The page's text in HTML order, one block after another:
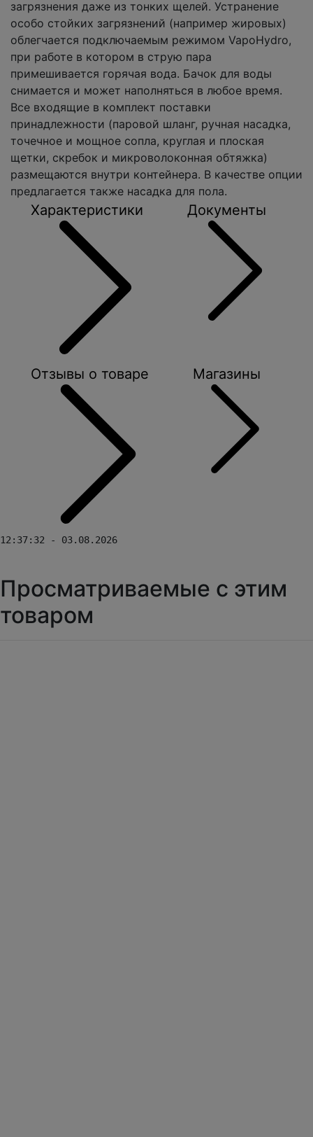
загрязнения даже из тонких щелей. Устранение
особо стойких загрязнений (например жировых)
облегчается подключаемым режимом VapoHydro,
при работе в котором в струю пара
примешивается горячая вода. Бачок для воды
снимается и может наполняться в любое время.
Все входящие в комплект поставки
принадлежности (паровой шланг, ручная насадка,
точечное и мощное сопла, круглая и плоская
щетки, скребок и микроволоконная обтяжка)
размещаются внутри контейнера. В качестве опции
предлагается также насадка для пола.
Характеристики Документы
Отзывы о товаре Магазины
12:37:32 - 03.08.2026
Просматриваемые с этим
товаром